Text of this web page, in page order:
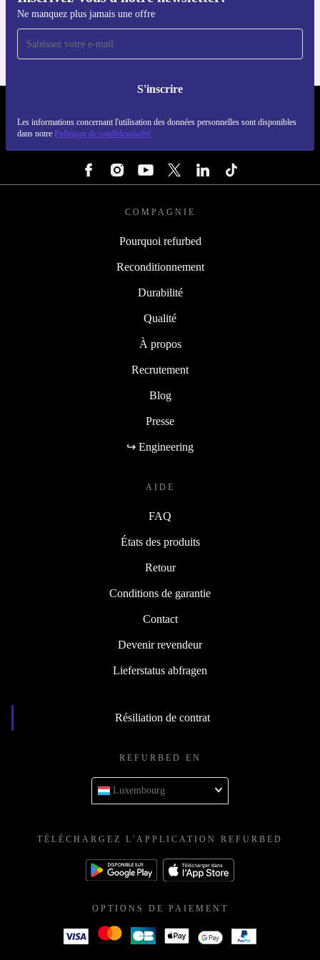
Ne manquez plus jamais une offre
S'inscrire
Les informations concernant l'utilisation des données personnelles sont disponibles
dans notre Politique de confidentialité
Pour iOS et Android
COMPAGNIE
Pourquoi refurbed
Reconditionnement
Durabilité
Qualité
À propos
Recrutement
Blog
Presse
↪ Engineering
AIDE
FAQ
États des produits
Retour
Conditions de garantie
Contact
Devenir revendeur
Lieferstatus abfragen
Résiliation de contrat
REFURBED EN
Luxembourg
TÉLÉCHARGEZ L'APPLICATION REFURBED
OPTIONS DE PAIEMENT